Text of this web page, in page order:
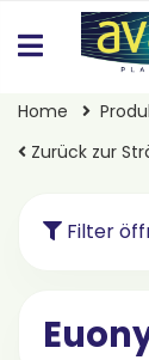
Home
Zurück zur
Filter